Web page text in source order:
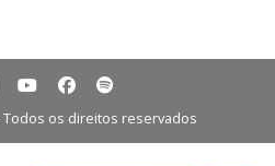
Todos os direitos reservados